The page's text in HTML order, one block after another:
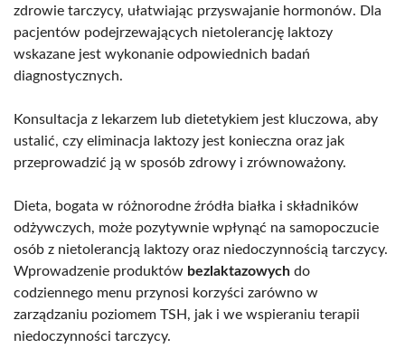
zdrowie tarczycy, ułatwiając przyswajanie hormonów. Dla
pacjentów podejrzewających nietolerancję laktozy
wskazane jest wykonanie odpowiednich badań
diagnostycznych.
Konsultacja z lekarzem lub dietetykiem jest kluczowa, aby
ustalić, czy eliminacja laktozy jest konieczna oraz jak
przeprowadzić ją w sposób zdrowy i zrównoważony.
Dieta, bogata w różnorodne źródła białka i składników
odżywczych, może pozytywnie wpłynąć na samopoczucie
osób z nietolerancją laktozy oraz niedoczynnością tarczycy.
Wprowadzenie produktów bezlaktazowych do
codziennego menu przynosi korzyści zarówno w
zarządzaniu poziomem TSH, jak i we wspieraniu terapii
niedoczynności tarczycy.